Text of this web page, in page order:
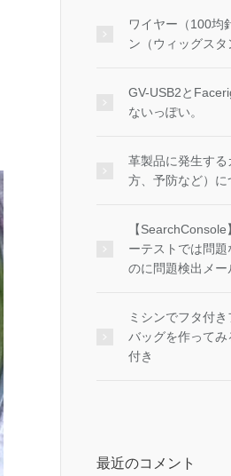
ワイヤー（100均
ン（ウィッグス
GV-USB2と
ないっぽい。
革製品に発生す
方、予防など）に
【
ーテストでは問
のに問題検出メ
ミシンでフタ付
バッグを作ってみ
付き
最近のコメント